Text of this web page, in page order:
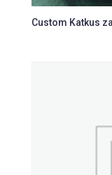
Custom Katkus